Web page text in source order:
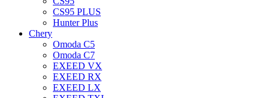
CS95 PLUS
Hunter Plus
Chery
Omoda C5
Omoda C7
EXEED VX
EXEED RX
EXEED LX